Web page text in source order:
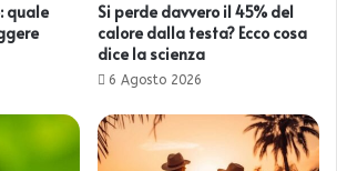
quale
Si perde davvero il 45% del
calore dalla testa? Ecco cosa
dice la scienza
6 Agosto 2026